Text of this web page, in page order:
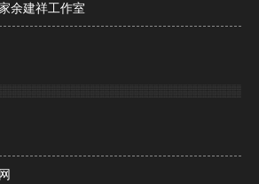
余建祥工作室